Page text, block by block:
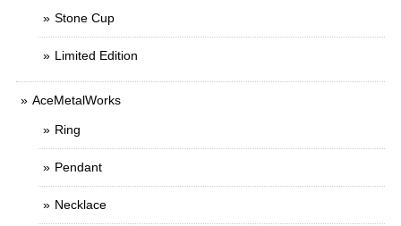
Stone Cup
Limited Edition
AceMetalWorks
Ring
Pendant
Necklace